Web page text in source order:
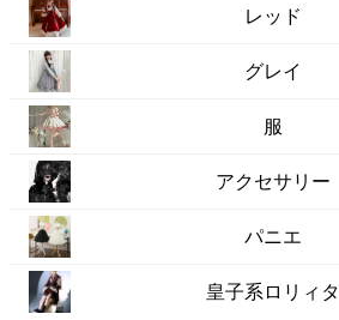
レッド
グレイ
服
アクセサリー
パニエ
皇子系ロリィタ